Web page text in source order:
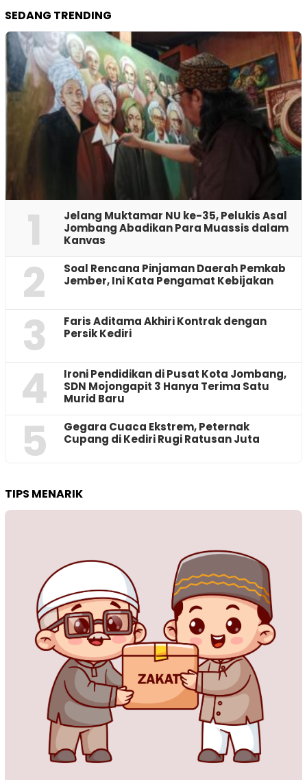
SEDANG TRENDING
1
Jelang Muktamar NU ke-35, Pelukis Asal
Jombang Abadikan Para Muassis dalam
Kanvas
2
‎Soal Rencana Pinjaman Daerah Pemkab
Jember, Ini Kata Pengamat Kebijakan ‎
3
Faris Aditama Akhiri Kontrak dengan
Persik Kediri
4
Ironi Pendidikan di Pusat Kota Jombang,
SDN Mojongapit 3 Hanya Terima Satu
Murid Baru
5
‎Gegara Cuaca Ekstrem, Peternak
Cupang di Kediri Rugi Ratusan Juta
TIPS MENARIK